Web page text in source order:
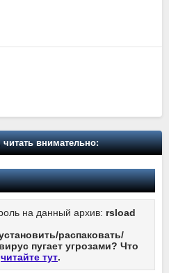
внимательно:
на данный архив: rsload
распаковать/
пугает угрозами? Что
читайте тут.